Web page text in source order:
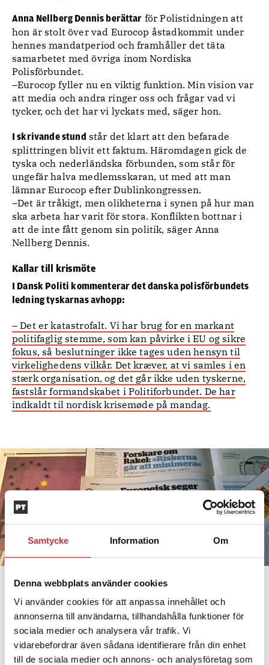
Samtycke Information Om
Denna webbplats använder cookies
Vi använder cookies för att anpassa innehållet och
annonserna till användarna, tillhandahålla funktioner för
sociala medier och analysera vår trafik. Vi
vidarebefordrar även sådana identifierare från din enhet
till de sociala medier och annons- och analysföretag som
Anna Nellberg Dennis berättar för Polistidningen att
hon är stolt över vad Eurocop åstadkommit under
hennes mandatperiod och framhåller det täta
samarbetet med övriga inom Nordiska
Polisförbundet.
–Eurocop fyller nu en viktig funktion. Min vision var
att media och andra ringer oss och frågar vad vi
tycker, och det har vi lyckats med, säger hon.
I skrivande stund står det klart att den befarade
splittringen blivit ett faktum. Häromdagen gick de
tyska och nederländska förbunden, som står för
ungefär halva medlemsskaran, ut med att man
lämnar Eurocop efter Dublinkongressen.
–Det är tråkigt, men olikheterna i synen på hur man
ska arbeta har varit för stora. Konflikten bottnar i
att de inte fått genom sin politik, säger Anna
Nellberg Dennis.
Kallar till krismöte
I Dansk Politi kommenterar det danska polisförbundets
ledning tyskarnas avhopp:
– Det er katastrofalt. Vi har brug for en markant
politifaglig stemme, som kan påvirke i EU og sikre
fokus, så beslutninger ikke tages uden hensyn til
virkelighedens vilkår. Det kræver, at vi samles i en
stærk organisation, og det går ikke uden tyskerne,
fastslår formandskabet i Politiforbundet. De har
indkaldt til nordisk krisemøde på mandag.
fackliga rättigheter, som att förhandla om kollektivavtal.
Väntas få spansk efterträdare
Syftet med Eurocop
är att medlemsförbunden
tillsammans ska lyfta och utveckla polisyrket och